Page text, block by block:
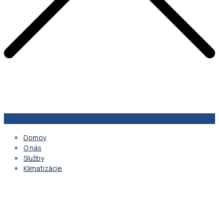
Domov
O nás
Služby
Klimatizácie